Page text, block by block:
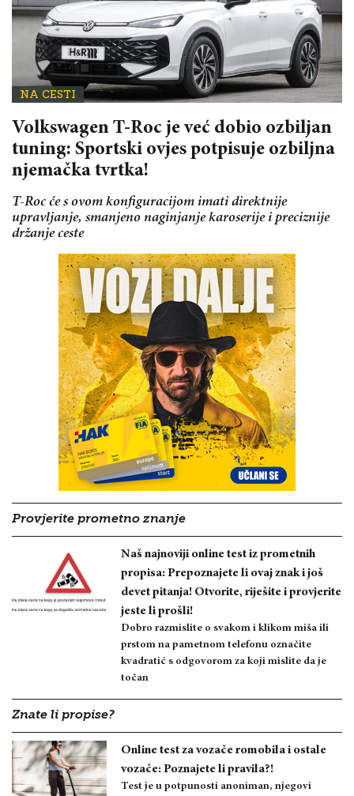
NA CESTI
Volkswagen T-Roc je već dobio ozbiljan
tuning: Sportski ovjes potpisuje ozbiljna
njemačka tvrtka!
T-Roc će s ovom konfiguracijom imati direktnije
upravljanje, smanjeno naginjanje karoserije i preciznije
držanje ceste
Provjerite prometno znanje
Naš najnoviji online test iz prometnih
propisa: Prepoznajete li ovaj znak i još
devet pitanja! Otvorite, riješite i provjerite
jeste li prošli!
Dobro razmislite o svakom i klikom miša ili
prstom na pametnom telefonu označite
kvadratić s odgovorom za koji mislite da je
točan
Znate li propise?
Online test za vozače romobila i ostale
vozače: Poznajete li pravila?!
Test je u potpunosti anoniman, njegovi